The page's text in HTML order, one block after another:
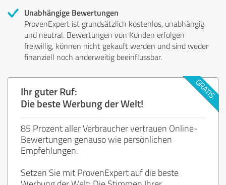
Unabhängige Bewertungen
ProvenExpert ist grundsätzlich kostenlos, unabhängig
und neutral. Bewertungen von Kunden erfolgen
freiwillig, können nicht gekauft werden und sind weder
finanziell noch anderweitig beeinflussbar.
Ihr guter Ruf:
Die beste Werbung der Welt!
85 Prozent aller Verbraucher vertrauen Online-
Bewertungen genauso wie persönlichen
Empfehlungen.
Setzen Sie mit ProvenExpert auf die beste